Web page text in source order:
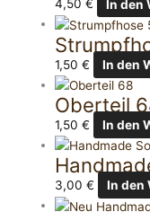
4,50€ In den
1,50€ In den
Oberteil
1,50€ In den
3,00€ In den